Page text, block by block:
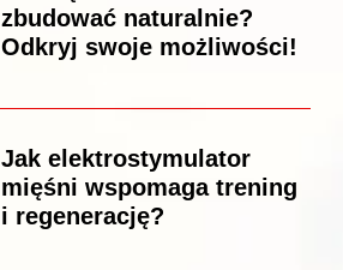
zbudować naturalnie?
Odkryj swoje możliwości!
Jak elektrostymulator
mięśni wspomaga trening
i regenerację?